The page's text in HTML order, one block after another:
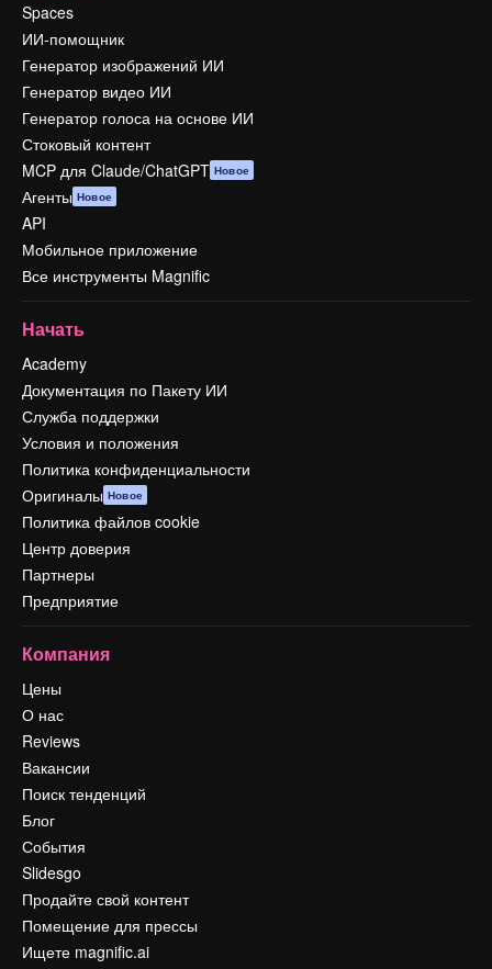
Spaces
ИИ-помощник
Генератор изображений ИИ
Генератор видео ИИ
Генератор голоса на основе ИИ
Стоковый контент
MCP для Claude/ChatGPT Новое
Агенты Новое
API
Мобильное приложение
Все инструменты Magnific
Начать
Academy
Документация по Пакету ИИ
Служба поддержки
Условия и положения
Политика конфиденциальности
Оригиналы Новое
Политика файлов cookie
Центр доверия
Партнеры
Предприятие
Компания
Цены
О нас
Reviews
Вакансии
Поиск тенденций
Блог
События
Slidesgo
Продайте свой контент
Помещение для прессы
Ищете magnific.ai